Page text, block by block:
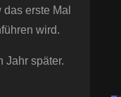
erste Mal
wird.
Jahr später.